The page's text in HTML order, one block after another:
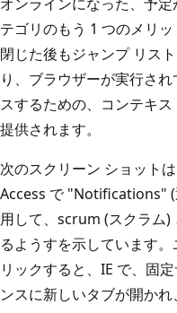
テゴリのもう 1 つのメリ
閉じた後もジャンプ リス
り、ブラウザーが実行さ
スするための、コンテキ
提供されます。
次のスクリーン ショット
Access で "Notifications" (
用して、scrum (スクラム)
るようすを示しています
リックすると、IE で、固
ンスに新しいタブが開かれ